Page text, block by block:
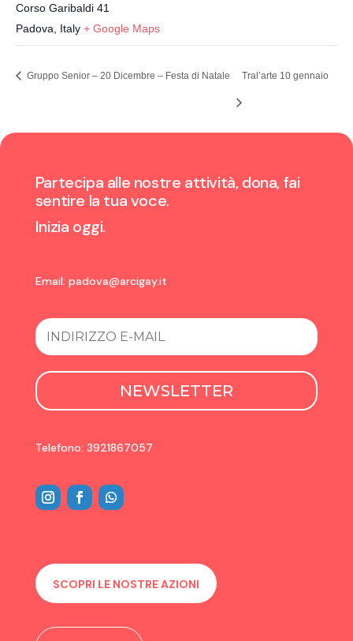
Corso Garibaldi 41
Padova
Italy + Google Maps
Gruppo Senior – 20 Dicembre – Festa di Natale Tral’arte 10 gennaio
Partecipa alle nostre attività, dona, fai
sentire la tua voce.
Inizia oggi.
Email: padova@arcigay.it
NEWSLETTER
Telefono: 3921867057
SCOPRI LE NOSTRE AZIONI